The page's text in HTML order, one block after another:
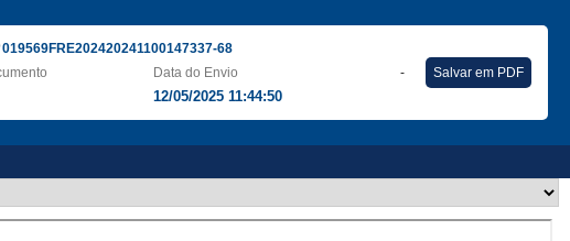
019569FRE202420241100147337-68
Data do Envio
12/05/2025 11:44:50
- Salvar em PDF